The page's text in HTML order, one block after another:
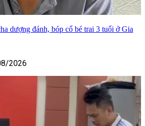
dượng đánh, bóp cổ bé trai 3 tuổi ở Gia
2026